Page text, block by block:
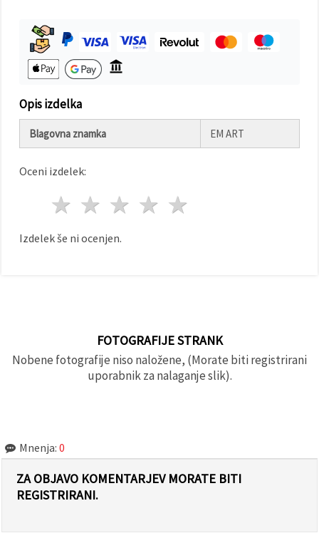
Opis izdelka
Blagovna znamka EM ART
Oceni izdelek:
4 zvezde
3 zvezde
2 zvezde
1 zvezda
Izdelek še ni ocenjen.
FOTOGRAFIJE STRANK
Nobene fotografije niso naložene, (Morate biti registrirani
uporabnik za nalaganje slik).
Mnenja: 0
ZA OBJAVO KOMENTARJEV MORATE BITI
REGISTRIRANI.